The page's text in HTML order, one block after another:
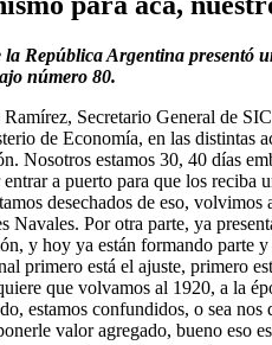
República Argentina presentó
número 80.
Secretario General de
de Economía, en las distintas
Nosotros estamos 30, 40 días
a puerto para que los
desechados de eso,
Navales. Por otra parte, ya
y hoy ya están formando parte
primero está el ajuste, primero
que volvamos al 1920, a la
estamos confundidos, o sea
valor agregado, bueno eso